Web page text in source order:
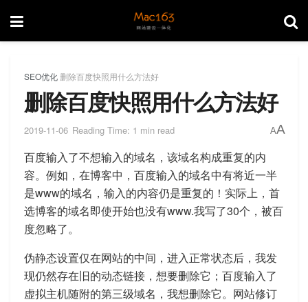
SEO优化删除百度快照用什么方法好
删除百度快照用什么方法好
2019-11-06 Reading Time: 1 min read AA
百度输入了不想输入的域名，该域名构成重复的内
容。例如，在博客中，百度输入的域名中有将近一半
是www的域名，输入的内容仍是重复的！实际上，首
选博客的域名即使开始也没有www.我写了30个，被百
度忽略了。
伪静态设置仅在网站的中间，进入正常状态后，我发
现仍然存在旧的动态链接，想要删除它；百度输入了
虚拟主机随附的第三级域名，我想删除它。网站修订